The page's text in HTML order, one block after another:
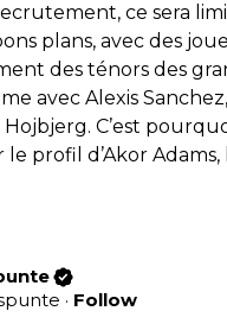
ce sera
plans, avec des
des ténors des
avec Alexis
C’est
le profil d’Akor
· Follow